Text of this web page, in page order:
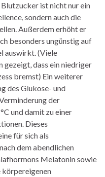
ist nicht nur ein
sondern auch die
Außerdem erhöht er
besonders ungünstig auf
auswirkt. (Viele
gezeigt, dass ein niedriger
bremst) Ein weiterer
des Glukose- und
der
und damit zu einer
Dieses
für sich als
dem abendlichen
Melatonin sowie
körpereigenen